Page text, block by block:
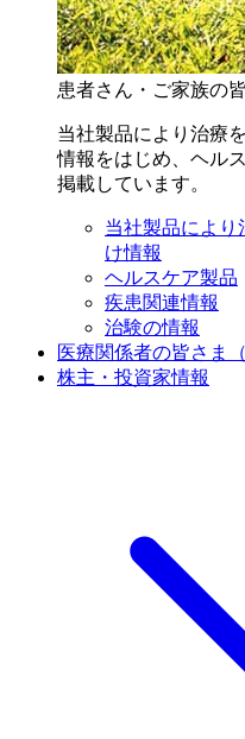
患者さん・ご家族の
当社製品により治療
情報をはじめ、ヘル
掲載しています。
当社製品により
け情報
ヘルスケア製品
疾患関連情報
治験の情報
医療関係者の皆さま
株主・投資家情報